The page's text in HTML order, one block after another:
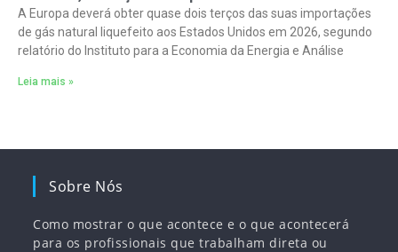
A Europa deverá obter quase dois terços das suas importações
de gás natural liquefeito aos Estados Unidos em 2026, segundo
relatório do Instituto para a Economia da Energia e Análise
Leia mais »
Sobre Nós
Como mostrar o que acontece e o que acontecerá
para os profissionais que trabalham direta ou